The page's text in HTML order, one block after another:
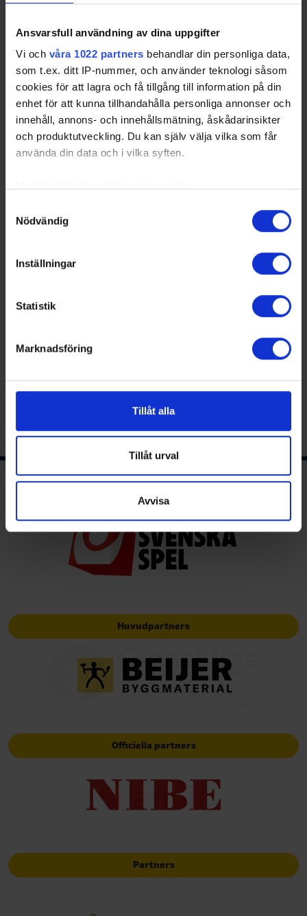
Ansvarsfull användning av dina uppgifter
Vi och våra 1022 partners behandlar din personliga data,
som t.ex. ditt IP-nummer, och använder teknologi såsom
cookies för att lagra och få tillgång till information på din
enhet för att kunna tillhandahålla personliga annonser och
innehåll, annons- och innehållsmätning, åskådarinsikter
och produktutveckling. Du kan själv välja vilka som får
använda din data och i vilka syften.
som kan ha en noggrannhet på upp till flera meter
Ta reda på mer om hur dina personliga uppgifter
Du kan ändra eller dra tillbaka ditt samtycke när som
Vi använder enhetsidentifierare för att anpassa innehållet
för sociala medier och analysera vår trafik. Vi
vidarebefordrar även sådana identifierare och annan
annons- och analysföretag som vi samarbetar med.
Dessa kan i sin tur kombinera informationen med annan
information som du har tillhandahållit eller som de har
samlat in när du har använt deras tjänster.
Nödvändig
Inställningar
Statistik
Marknadsföring
Tillåt alla
Tillåt urval
Avvisa
Ishockeyns huvudsponsor
Huvudpartners
Officiella partners
Partners